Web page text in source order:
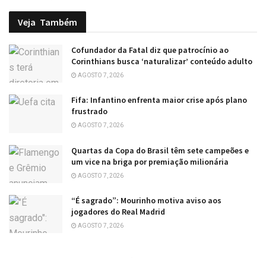
Veja Também
Cofundador da Fatal diz que patrocínio ao
Corinthians busca ‘naturalizar’ conteúdo adulto
AGOSTO 7, 2026
Fifa: Infantino enfrenta maior crise após plano
frustrado
AGOSTO 7, 2026
Quartas da Copa do Brasil têm sete campeões e
um vice na briga por premiação milionária
AGOSTO 7, 2026
“É sagrado”: Mourinho motiva aviso aos
jogadores do Real Madrid
AGOSTO 7, 2026